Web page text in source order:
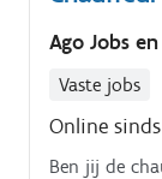
Ago Jobs
Vaste jobs
Online
Ben jij de